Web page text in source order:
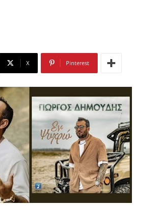
X Pinterest